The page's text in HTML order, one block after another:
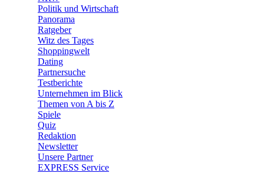
Politik und Wirtschaft
Panorama
Ratgeber
Witz des Tages
Shoppingwelt
Dating
Partnersuche
Testberichte
Unternehmen im Blick
Themen von A bis Z
Spiele
Quiz
Redaktion
Newsletter
Unsere Partner
EXPRESS Service